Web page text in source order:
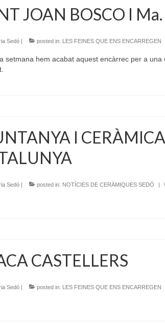
JOAN BOSCO I
Sedó | posted in: LES FEINES QUE ENS ENCARREGEN
setmana hem acabat aquest encàrrec per a
I
Sedó | posted in: NOTÍCIES DE CERÀMIQUES SEDÓ |
CASTELLERS
Sedó | posted in: LES FEINES QUE ENS ENCARREGEN